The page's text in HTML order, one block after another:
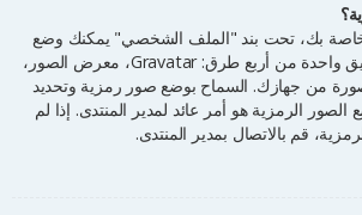
بك، تحت بند "الملف الشخصي" يمكنك وضع
صورة رمزية لك عن طريق واحدة من أربع طرق: Gravatar، معرض الصور،
من جهازك. السماح بوضع صور رمزية وتحديد
الرمزية هو أمر عائد لمدير المنتدى. إذا لم
قم بالاتصال بمدير المنتدى.